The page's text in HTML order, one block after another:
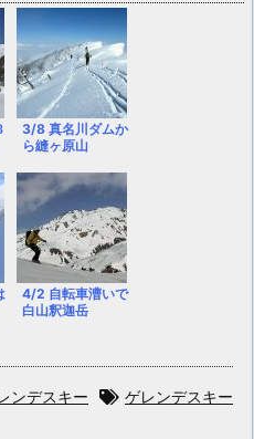
3/8 真名川ダムか
ら縫ヶ原山
4/2 自転車漕いで
白山釈迦岳
ンデスキー ゲレンデスキー